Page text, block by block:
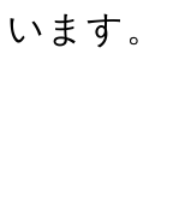
います。